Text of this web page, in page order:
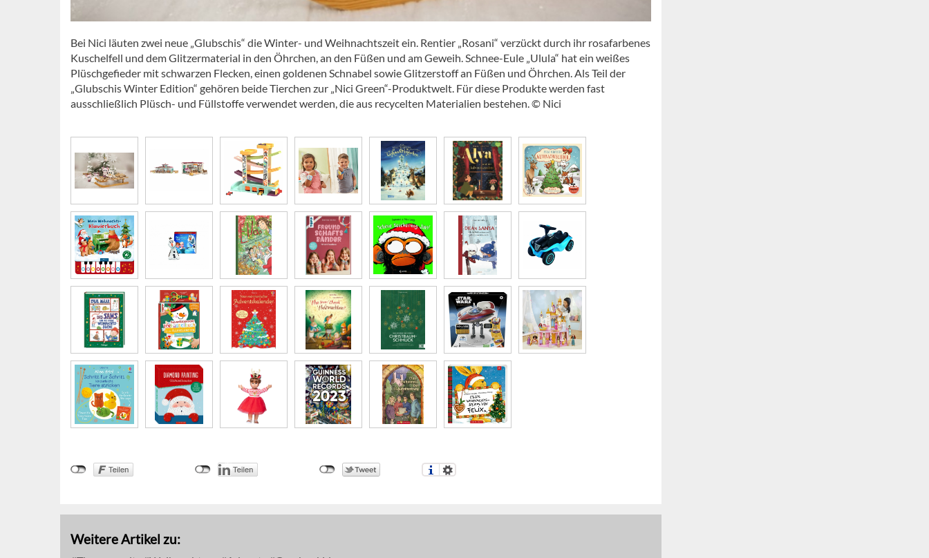
Bei Nici läuten zwei neue „Glubschis“ die Winter- und Weihnachtszeit ein. Rentier „Rosani“ verzückt durch ihr rosafarbenes
Kuschelfell und dem Glitzermaterial in den Öhrchen, an den Füßen und am Geweih. Schnee-Eule „Ulula“ hat ein weißes
Plüschgefieder mit schwarzen Flecken, einen goldenen Schnabel sowie Glitzerstoff an Füßen und Öhrchen. Als Teil der
„Glubschis Winter Edition“ gehören beide Tierchen zur „Nici Green“-Produktwelt. Für diese Produkte werden fast
ausschließlich Plüsch- und Füllstoffe verwendet werden, die aus recycelten Materialien bestehen. © Nici
Weitere Artikel zu: